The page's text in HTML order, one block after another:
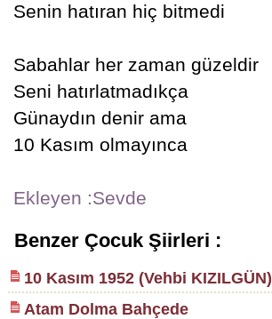
Senin hatıran hiç bitmedi
Sabahlar her zaman güzeldir
Seni hatırlatmadıkça
Günaydın denir ama
10 Kasım olmayınca
Ekleyen :Sevde
Benzer Çocuk Şiirleri :
10 Kasım 1952 (Vehbi KIZILGÜN)
Atam Dolma Bahçede